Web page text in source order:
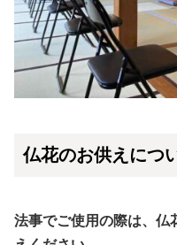
仏花のお供えにつ
法事でご使用の際は、仏